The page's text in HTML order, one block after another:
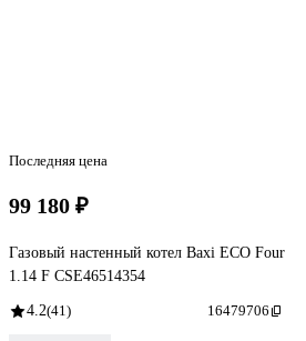
Последняя цена
99 180 ₽
Газовый настенный котел Baxi ECO Four
1.14 F CSE46514354
4.2(41) 16479706